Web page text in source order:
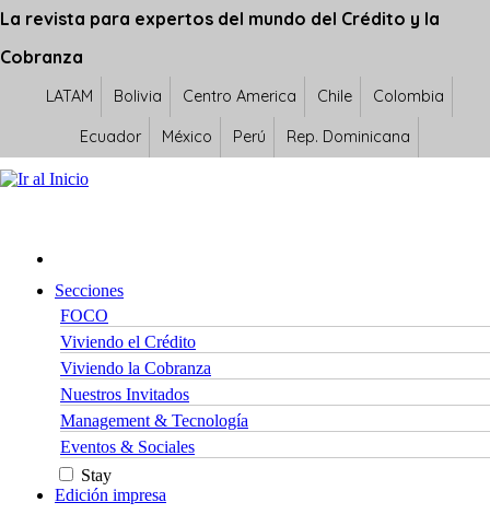
La revista para expertos del mundo del Crédito y la
Cobranza
LATAM Bolivia Centro America Chile Colombia
Ecuador México Perú Rep. Dominicana
Secciones
FOCO
Viviendo el Crédito
Viviendo la Cobranza
Nuestros Invitados
Management & Tecnología
Eventos & Sociales
Stay
Edición impresa